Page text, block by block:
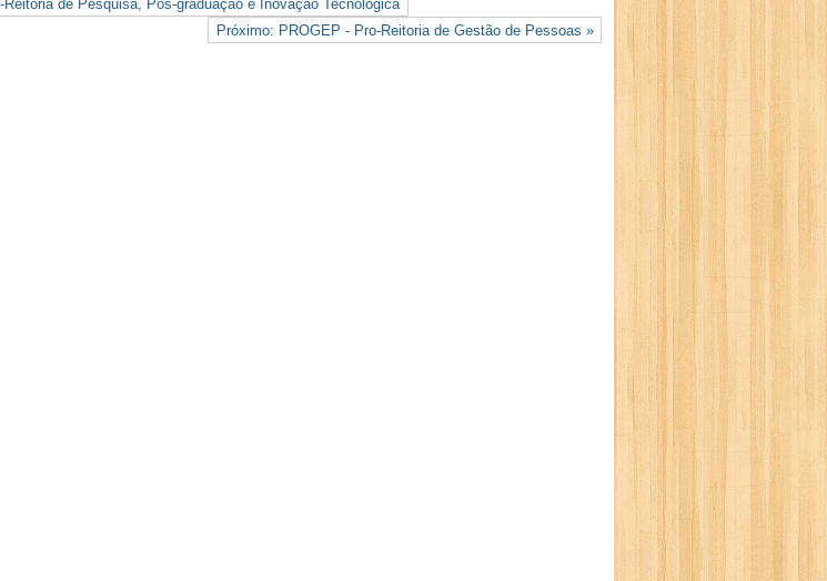
de Pesquisa, Pós-graduação e Inovação Tecnológica
Próximo: PROGEP - Pro-Reitoria de Gestão de Pessoas »